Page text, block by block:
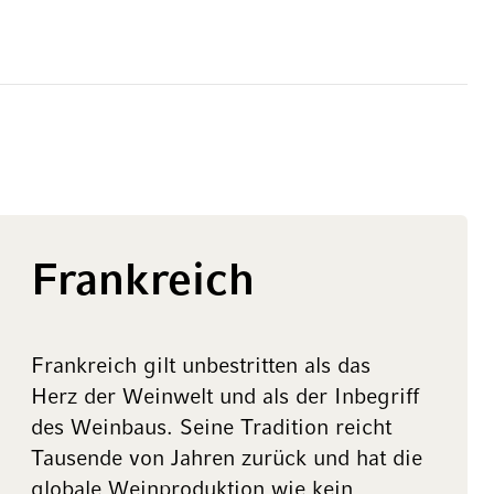
Frankreich
Frankreich gilt unbestritten als das
Herz der Weinwelt und als der Inbegriff
des Weinbaus. Seine Tradition reicht
Tausende von Jahren zurück und hat die